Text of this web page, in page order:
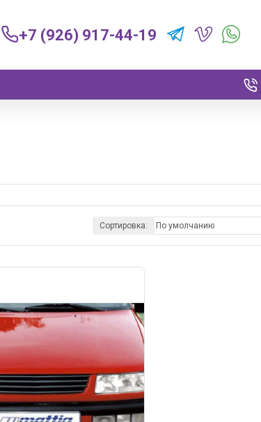
+7 (926) 917-44-19
Сортировка: